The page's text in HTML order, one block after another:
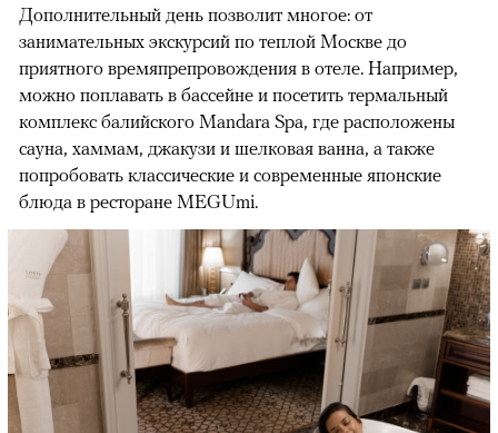
Дополнительный день позволит многое: от
занимательных экскурсий по теплой Москве до
приятного времяпрепровождения в отеле. Например,
можно поплавать в бассейне и посетить термальный
комплекс балийского Mandara Spa, где расположены
сауна, хаммам, джакузи и шелковая ванна, а также
попробовать классические и современные японские
блюда в ресторане MEGUmi.